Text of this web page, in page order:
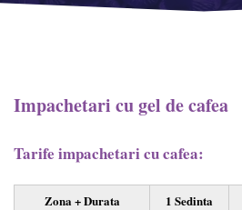
Impachetari cu gel de cafea
Tarife impachetari cu cafea:
Zona + Durata 1 Sedinta